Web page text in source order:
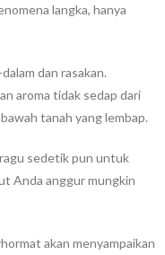
langka, hanya
dan rasakan.
aroma tidak sedap dari
tanah yang lembap.
sedetik pun untuk
Anda anggur mungkin
akan menyampaikan